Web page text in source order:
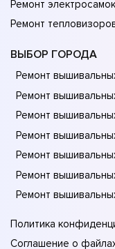
Ремонт
Ремонт
ВЫБОР ГОРОДА
Ремонт
Ремонт
Ремонт
Ремонт
Ремонт
Ремонт
Ремонт
Политика
Соглашение о